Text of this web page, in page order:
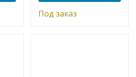
Под заказ